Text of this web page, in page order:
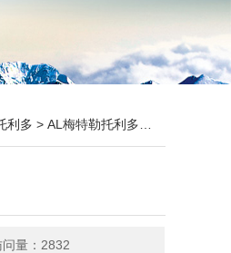
利多 > AL梅特勒托利多电子天平
问量：2832